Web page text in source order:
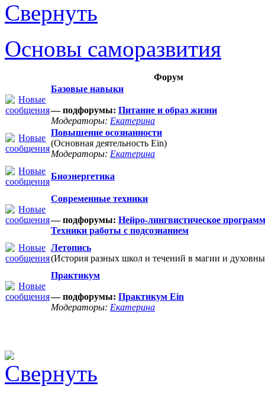
Основы саморазвития
Форум
Базовые навыки
— подфорумы: Питание и образ жизни
Модераторы: Екатерина
Повышение осознанности
(Основная деятельность Ein)
Модераторы: Екатерина
Биоэнергетика
Современные техники
— подфорумы: Нейро-лингвистическое
Техники работы с подсознанием
Летопись
(История разных школ и течений в магии и
Практикум
— подфорумы: Практикум Ein
Модераторы: Екатерина